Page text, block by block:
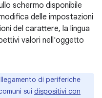
schermo disponibile
delle impostazioni
del carattere, la lingua
valori nell'oggetto
di periferiche
sui dispositivi con